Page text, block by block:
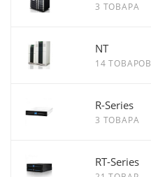
3 ТОВАРА
NT
14 ТОВАРОВ
R-Series
3 ТОВАРА
RT-Series